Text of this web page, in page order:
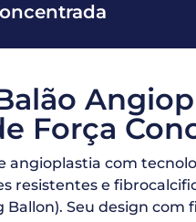
Força
angioplastia com
resistentes e
Seu design com